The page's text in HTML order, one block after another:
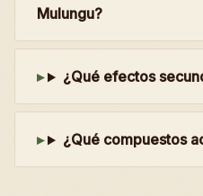
Mulungu?
¿Qué efectos
¿Qué compuestos